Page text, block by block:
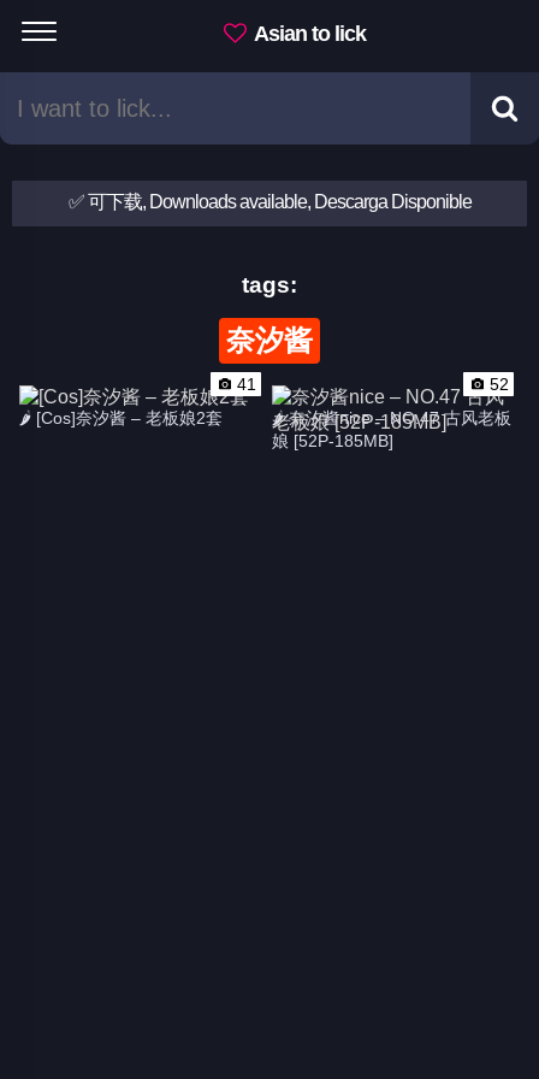
Asian to lick
✅ 可下载, Downloads available, Descarga Disponible
tags:
奈汐酱
41
🌶 [Cos]奈汐酱 – 老板娘2套
52
🌶 奈汐酱nice – NO.47 古风老板
娘 [52P-185MB]